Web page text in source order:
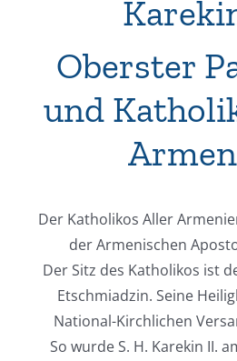
Oberster
und
Der Katholikos Aller
der Armenischen
Der Sitz des Katholikos ist
Etschmiadzin. Seine
National-Kirchlichen
So wurde S. H. Karekin II.